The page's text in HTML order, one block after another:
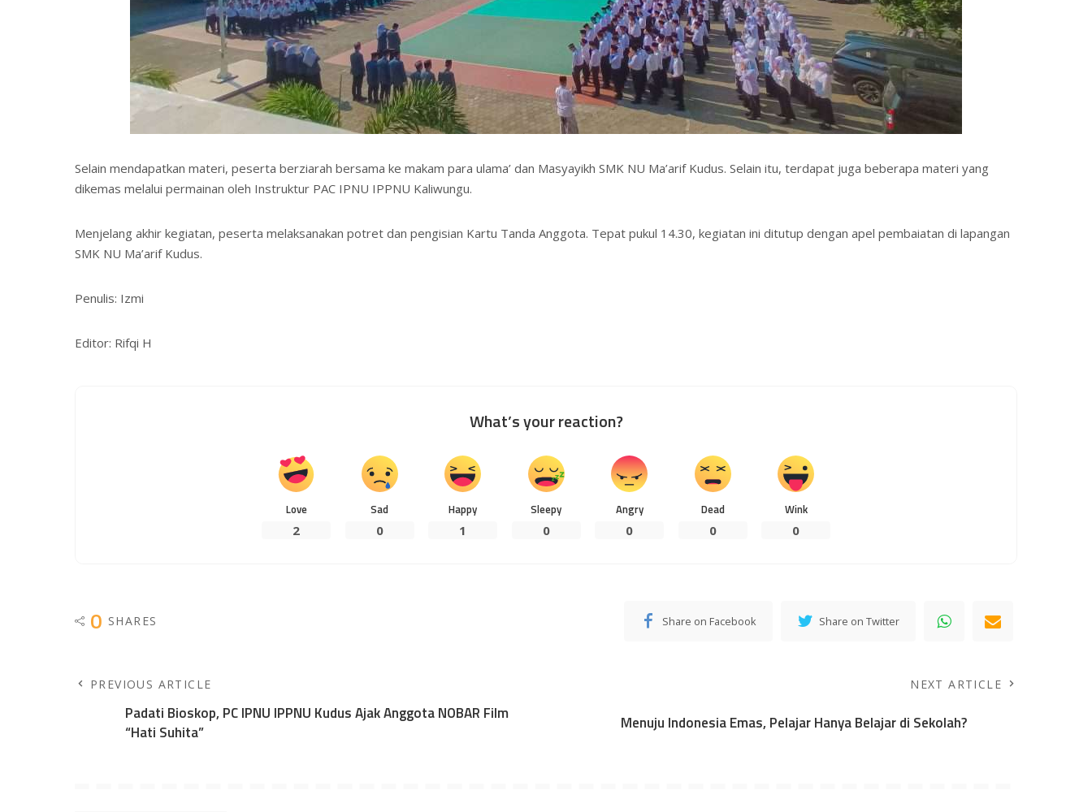
Selain mendapatkan materi, peserta berziarah bersama ke makam para ulama’ dan Masyayikh SMK NU Ma’arif Kudus. Selain itu, terdapat juga beberapa materi yang
dikemas melalui permainan oleh Instruktur PAC IPNU IPPNU Kaliwungu.
Menjelang akhir kegiatan, peserta melaksanakan potret dan pengisian Kartu Tanda Anggota. Tepat pukul 14.30, kegiatan ini ditutup dengan apel pembaiatan di lapangan
SMK NU Ma’arif Kudus.
Penulis: Izmi
Editor: Rifqi H
What’s your reaction?
Love
2
Sad
0
Happy
1
Sleepy
0
Angry
0
Dead
0
Wink
0
0 SHARES Share on Facebook Share on Twitter
PREVIOUS ARTICLE
Padati Bioskop, PC IPNU IPPNU Kudus Ajak Anggota NOBAR Film
“Hati Suhita”
NEXT ARTICLE
Menuju Indonesia Emas, Pelajar Hanya Belajar di Sekolah?